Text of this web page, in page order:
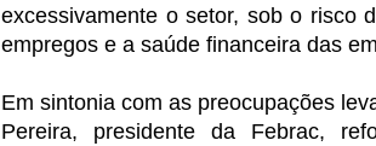
excessivamente o setor, sob o risco
empregos e a saúde financeira das
Em sintonia com as preocupações
Pereira, presidente da Febrac,